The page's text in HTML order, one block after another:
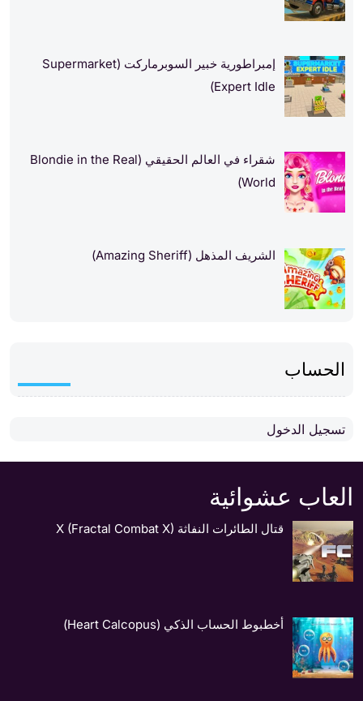
إمبراطورية خبير السوبرماركت (Supermarket
Expert Idle)
شقراء في العالم الحقيقي (Blondie in the Real
World)
الشريف المذهل (Amazing Sheriff)
الحساب
تسجيل الدخول
العاب عشوائية
قتال الطائرات النفاثة X (Fractal Combat X)
أخطبوط الحساب الذكي (Heart Calcopus)